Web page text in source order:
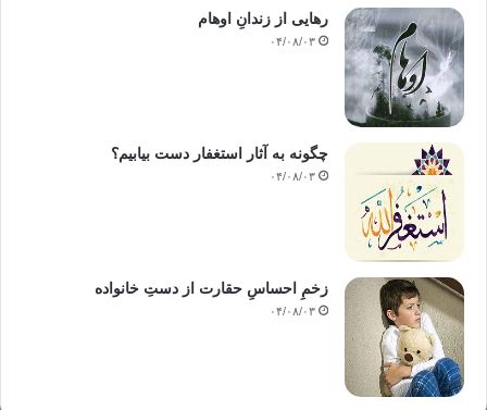
رهایی از زندانِ اوهام
۰۴/۰۸/۰۳
چگونه به آثار استغفار دست بیابیم؟
۰۴/۰۸/۰۳
زخمِ احساسِ حقارت از دستِ خانواده
۰۴/۰۸/۰۳